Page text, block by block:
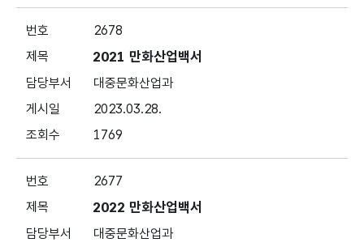
2678
2021 만화산업백서
대중문화산업과
2023.03.28.
1769
2677
2022 만화산업백서
대중문화산업과